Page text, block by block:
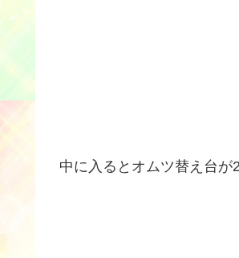
中に入るとオムツ替え台が